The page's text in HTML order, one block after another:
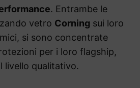
. Entrambe le
vetro Corning sui loro
si sono concentrate
per i loro flagship,
livello qualitativo.